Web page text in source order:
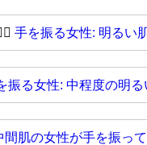
手を振る女性: 明るい
振る女性: 中程度の明る
間肌の女性が手を振っ